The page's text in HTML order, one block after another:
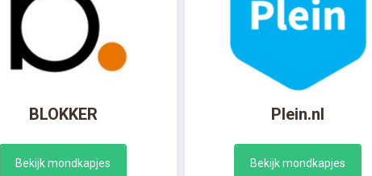
BLOKKER
Bekijk mondkapjes
Plein.nl
Bekijk mondkapjes